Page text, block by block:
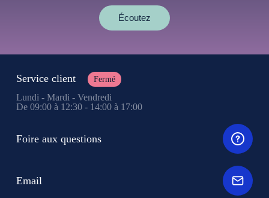
Écoutez
Service client Fermé
Lundi - Mardi - Vendredi
De 09:00 à 12:30 - 14:00 à 17:00
Foire aux questions
Email